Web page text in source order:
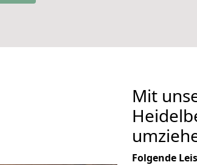
Mit
Folgende